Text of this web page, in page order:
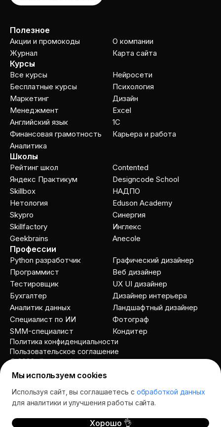
Полезное
Акции и промокоды
Журнал
О компании
Карта сайта
Курсы
Все курсы
Бесплатные курсы
Маркетинг
Менеджмент
Английский язык
Финансовая грамотность
Аналитика
Нейросети
Психология
Дизайн
Excel
1C
Карьера и работа
Школы
Рейтинг школ
Яндекс Практикум
Skillbox
Нетология
Skypro
Skillfactory
Geekbrains
Contented
Designcode School
НАДПО
Eduson Academy
Cинергия
Инглекс
Anecole
Профессии
Python разработчик
Программист
Тестировщик
Бухгалтер
Аналитик данных
Специалист по ИИ
SMM-специалист
Графический дизайнер
Веб дизайнер
UX UI дизайнер
Дизайнер интерьера
Ландшафтный дизайнер
Фотограф
Кондитер
© 2026 allcourses.io
Пользовательское соглашение
Политика конфиденциальности
Мы используем cookies
Используя сайт, вы соглашаетесь с обработкой данных
для аналитики и улучшения работы сайта.
Хорошо 👌